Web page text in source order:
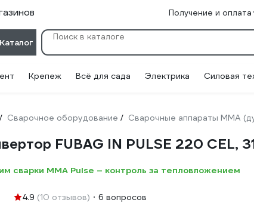
Получение и оплата
Каталог
Крепеж Всё для сада Электрика Силовая
/ Сварочное оборудование / Сварочные аппараты ММА
FUBAG IN PULSE 220 CEL,
сварки ММА Pulse – контроль за тепловложением
4.9 (10 отзывов) 6 вопросов